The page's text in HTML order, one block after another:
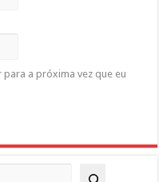
a próxima vez que eu